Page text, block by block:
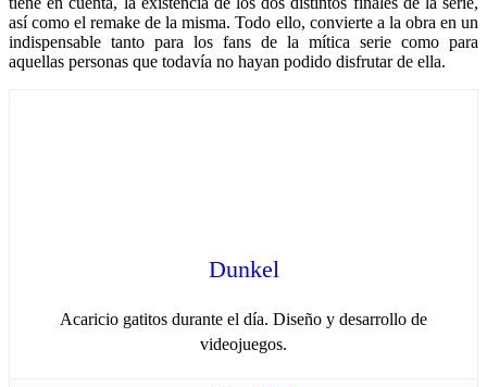
así como el remake de la misma. Todo ello, convierte a la obra en un
indispensable tanto para los fans de la mítica serie como para
aquellas personas que todavía no hayan podido disfrutar de ella.
Dunkel
Acaricio gatitos durante el día. Diseño y desarrollo de
videojuegos.